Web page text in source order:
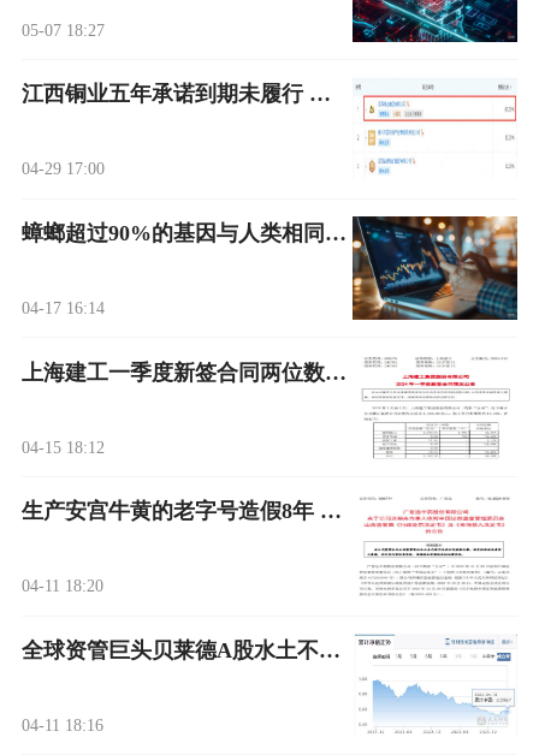
05-07 18:27
江西铜业五年承诺到期未履行 收责令改正措施决定书
04-29 17:00
蟑螂超过90%的基因与人类相同，药用价值不可小觑！
04-17 16:14
上海建工一季度新签合同两位数增长 年内收到多起行政处罚
04-15 18:12
生产安宫牛黄的老字号造假8年 收监管罚单
04-11 18:20
全球资管巨头贝莱德A股水土不服 旗下基金巨亏超40%
04-11 18:16